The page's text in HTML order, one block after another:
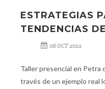
ESTRATEGIAS
TENDENCIAS
06 OCT 2022
Taller presencial en Petra
través de un ejemplo real